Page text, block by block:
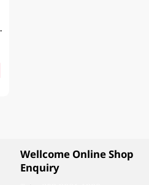
Wellcome Online Shop
Enquiry